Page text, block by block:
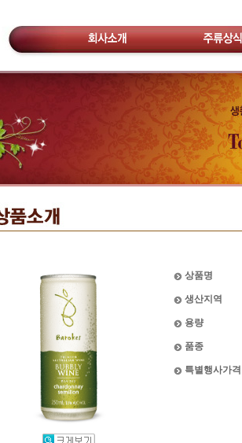
상품명
생산지역
용량
품종
특별행사가격